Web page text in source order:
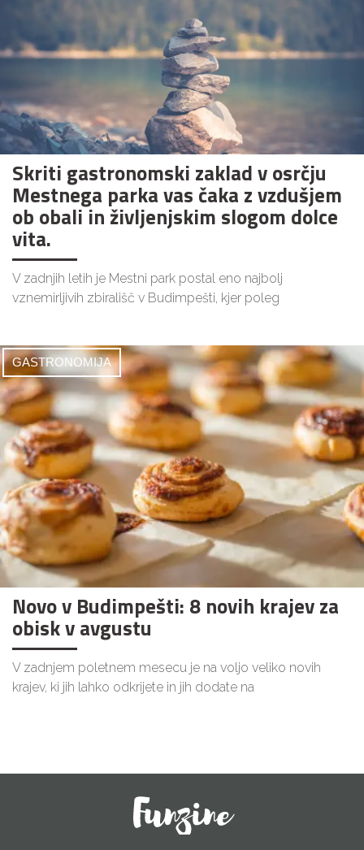
Skriti gastronomski zaklad v osrčju
Mestnega parka vas čaka z vzdušjem
ob obali in življenjskim slogom dolce
vita.
V zadnjih letih je Mestni park postal eno najbolj
vznemirljivih zbirališč v Budimpešti, kjer poleg
GASTRONOMIJA
Novo v Budimpešti: 8 novih krajev za
obisk v avgustu
V zadnjem poletnem mesecu je na voljo veliko novih
krajev, ki jih lahko odkrijete in jih dodate na